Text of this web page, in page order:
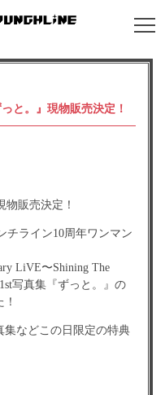
と。』現物販売決定！
物販売決定！
チライン10周年ワンマン
LiVE〜Shining The
写真集『ずっと。』の
集などこの日限定の特典